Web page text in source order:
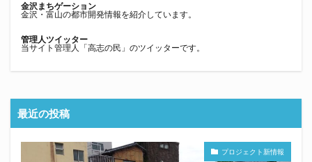
金沢まちゲーション
金沢・富山の都市開発情報を紹介しています。
管理人ツイッター
当サイト管理人「高志の民」のツイッターです。
最近の投稿
プロジェクト新情報